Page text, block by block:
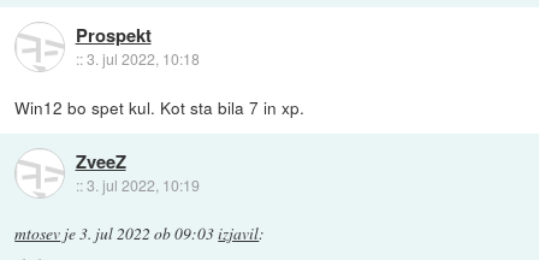
Prospekt
::3. jul 2022, 10:18
Win12 bo spet kul. Kot sta bila 7 in xp.
ZveeZ
::3. jul 2022, 10:19
mtosev je3. jul 2022 ob 09:03izjavil: